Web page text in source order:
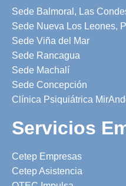
Sede Balmoral, Las
Sede Nueva Los Leones,
Sede Viña del Mar
Sede Rancagua
Sede Machalí
Sede Concepción
Clínica Psiquiátrica
Servicios
Cetep Empresas
Cetep Asistencia